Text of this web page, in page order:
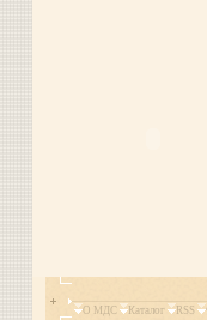
О МДС Каталог RSS